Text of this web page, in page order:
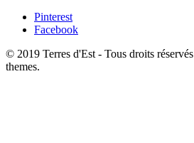
Pinterest
Facebook
© 2019 Terres d'Est - Tous droits réservés
themes.